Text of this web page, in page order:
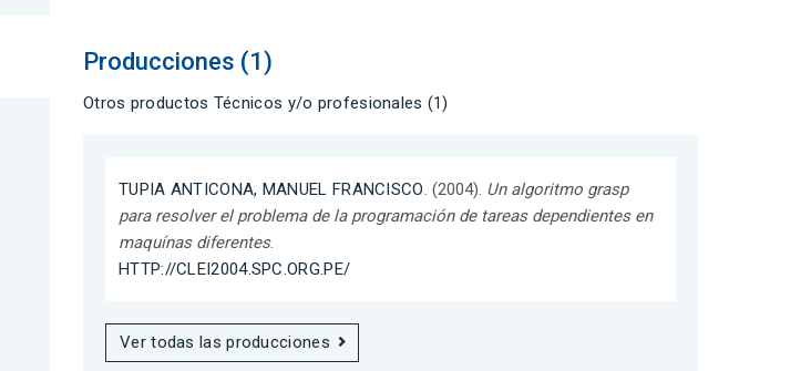
Producciones (1)
Otros productos Técnicos y/o profesionales (1)
TUPIA ANTICONA, MANUEL FRANCISCO. (2004). Un algoritmo grasp
para resolver el problema de la programación de tareas dependientes en
maquínas diferentes.
HTTP://CLEI2004.SPC.ORG.PE/
Ver todas las producciones